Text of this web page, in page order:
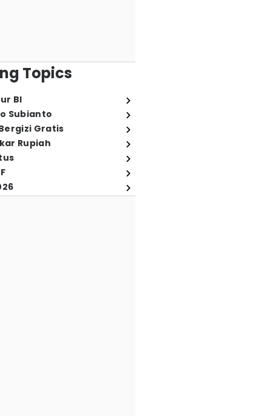
Topics
BI
Subianto
Gratis
Rupiah